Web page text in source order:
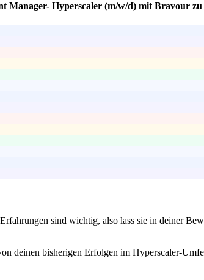
Manager- Hyperscaler (m/w/d) mit Bravour zu
sind wichtig, also lass sie in deiner
deinen bisherigen Erfolgen im Hyperscaler-